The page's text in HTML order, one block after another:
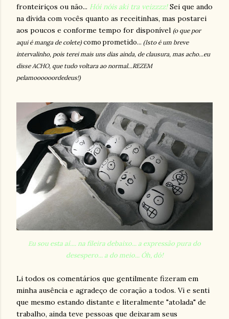
fronteiriços ou não... Hói nóis aki tra veizzzz!Sei que ando
na dívida com vocês quanto as receitinhas, mas postarei
aos poucos e conforme tempo for disponível (o que por
aqui é manga de colete)como prometido... (Isto é um breve
intervalinho, pois terei mais uns dias ainda, de clausura, mas acho...eu
disse ACHO, que tudo voltara ao normal...REZEM
pelamoooooordedeus!)
Eu sou esta aí.... na fileira debaixo... a expressão pura do
desespero... a do meio... Óh, dó!
Li todos os comentários que gentilmente fizeram em
minha ausência e agradeço de coração a todos. Vi e senti
que mesmo estando distante e literalmente "atolada" de
trabalho, ainda teve pessoas que deixaram seus